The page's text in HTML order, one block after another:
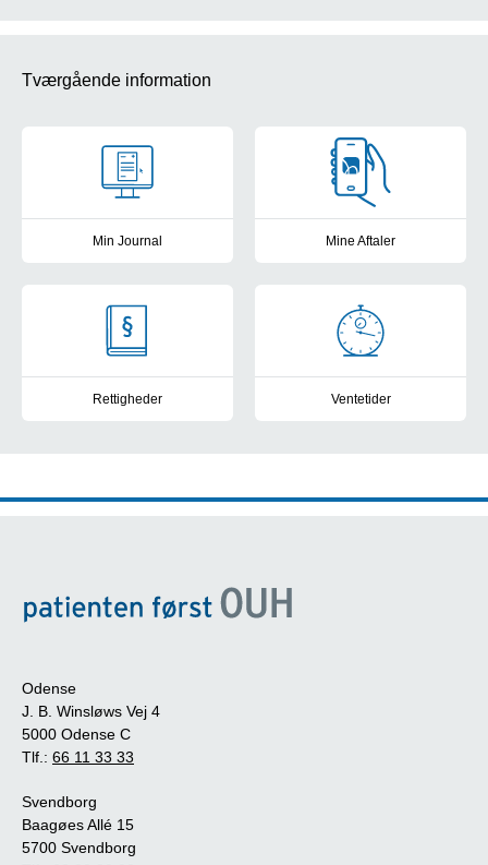
Tværgående information
Min Journal Mine Aftaler
Rettigheder Ventetider
Odense
J. B. Winsløws Vej 4
5000 Odense C
Tlf.: 66 11 33 33
Svendborg
Baagøes Allé 15
5700 Svendborg